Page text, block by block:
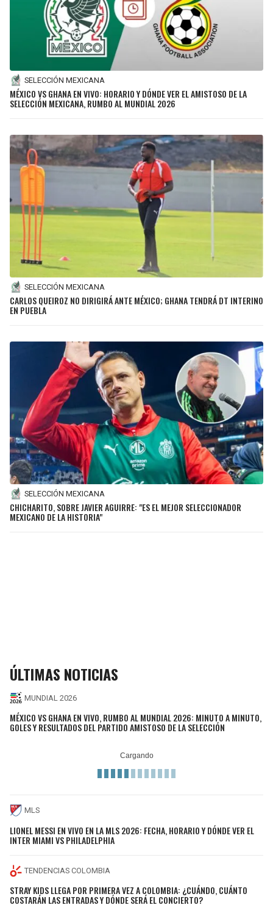
SELECCIÓN MEXICANA
MÉXICO VS GHANA EN VIVO: HORARIO Y DÓNDE VER EL AMISTOSO DE LA
SELECCIÓN MEXICANA, RUMBO AL MUNDIAL 2026
SELECCIÓN MEXICANA
CARLOS QUEIROZ NO DIRIGIRÁ ANTE MÉXICO; GHANA TENDRÁ DT INTERINO
EN PUEBLA
SELECCIÓN MEXICANA
CHICHARITO, SOBRE JAVIER AGUIRRE: "ES EL MEJOR SELECCIONADOR
MEXICANO DE LA HISTORIA"
ÚLTIMAS NOTICIAS
MUNDIAL 2026
MÉXICO VS GHANA EN VIVO, RUMBO AL MUNDIAL 2026: MINUTO A MINUTO,
GOLES Y RESULTADOS DEL PARTIDO AMISTOSO DE LA SELECCIÓN
MLS
LIONEL MESSI EN VIVO EN LA MLS 2026: FECHA, HORARIO Y DÓNDE VER EL
INTER MIAMI VS PHILADELPHIA
TENDENCIAS COLOMBIA
STRAY KIDS LLEGA POR PRIMERA VEZ A COLOMBIA: ¿CUÁNDO, CUÁNTO
COSTARÁN LAS ENTRADAS Y DÓNDE SERÁ EL CONCIERTO?